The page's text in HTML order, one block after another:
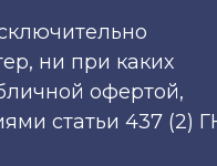
ни при каких
офертой,
статьи 437 (2)